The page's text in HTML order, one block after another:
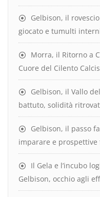
Gelbison, il
giocato e tumulti
Morra, il Ritorno a
Cuore del Cilento
Gelbison, il Vallo
battuto, solidità
Gelbison, il passo
imparare e
Il Gela e l’incubo
Gelbison, occhio agli